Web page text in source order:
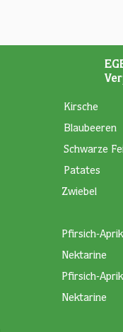
Kirsche
Blaubeeren
Schwarze
Patates
Zwiebel
Pfirsich-
Nektarine
Pfirsich-
Nektarine